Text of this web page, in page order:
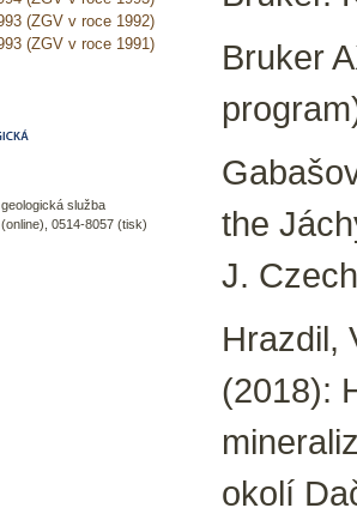
(ZGV v roce 1992)
(ZGV v roce 1991)
služba
0514-8057 (tisk)
Bruker
the
J.
Hrazdil,
(2018):
okolí